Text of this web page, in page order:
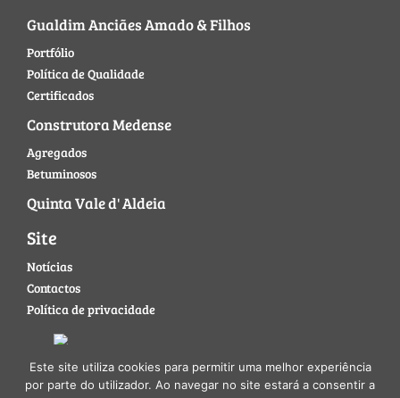
Gualdim Anciães Amado & Filhos
Portfólio
Política de Qualidade
Certificados
Construtora Medense
Agregados
Betuminosos
Quinta Vale d' Aldeia
Site
Notícias
Contactos
Política de privacidade
Este site utiliza cookies para permitir uma melhor experiência
por parte do utilizador. Ao navegar no site estará a consentir a